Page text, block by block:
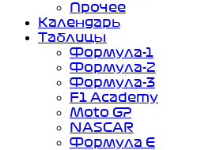
Прочее
Календарь
Таблицы
Формула-1
Формула-2
Формула-3
F1 Academy
Moto GP
NASCAR
Формула Е